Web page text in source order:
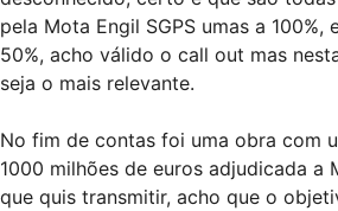
pela Mota Engil SGPS umas a 100%,
50%, acho válido o call out mas
seja o mais relevante.
No fim de contas foi uma obra com
1000 milhões de euros adjudicada a
que quis transmitir, acho que o